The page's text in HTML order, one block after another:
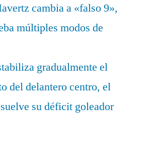
cambia a «falso 9»,
múltiples modos de
gradualmente el
del delantero centro, el
su déficit goleador